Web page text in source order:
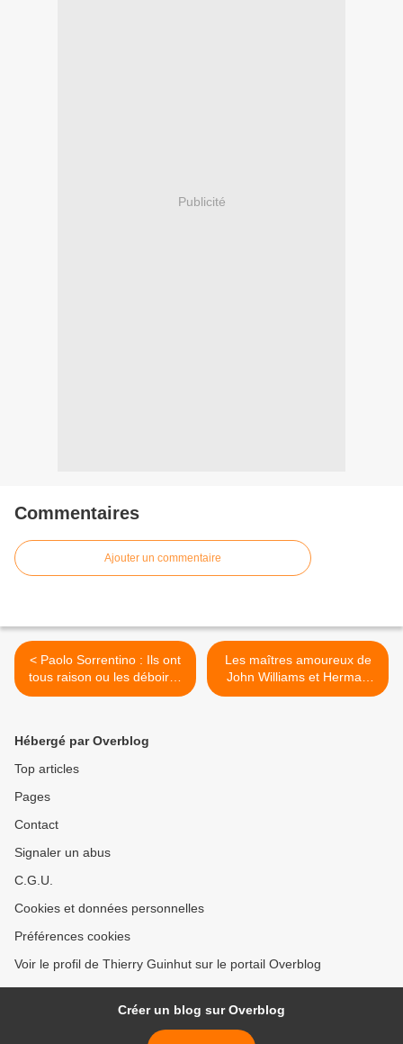
Publicité
Commentaires
Ajouter un commentaire
< Paolo Sorrentino : Ils ont
tous raison ou les déboires
d'un chanteur de charme.
Les maîtres amoureux de
John Williams et Herman
Bang : Stoner ; Mikaël, Les
Hébergé par Overblog
Top articles
Pages
Contact
Signaler un abus
C.G.U.
Cookies et données personnelles
Préférences cookies
Voir le profil de Thierry Guinhut sur le portail Overblog
Créer un blog sur Overblog